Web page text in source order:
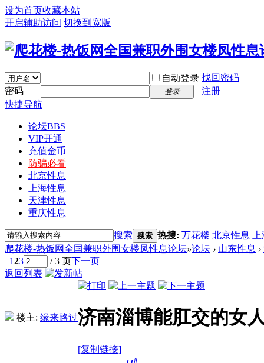
设为首页收藏本站
开启辅助访问 切换到宽版
自动登录 找回密码
密码
登录
注册
快捷导航
论坛BBS
VIP开通
充值金币
防骗必看
北京性息
上海性息
天津性息
重庆性息
搜索 搜索 热搜: 万花楼 北京性息
爬花楼-热饭网全国兼职外围女楼凤性息论坛»论坛 › 山东性息 ›
123 / 3 页下一页
返回列表
楼主: 缘来路过济南淄博能肛交的女
[复制链接]
#